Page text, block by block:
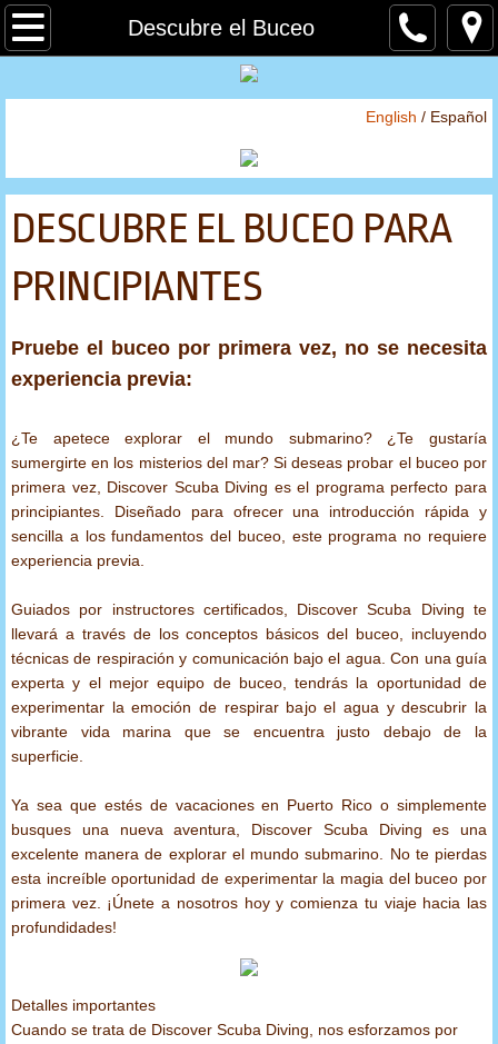
Descubre el Buceo
Inicio
Por Marca
Cressi
Hollis
Oceanic
Sherwood Scuba
Stahlsac
Zeagle
Por Producto
Accesorios
English / Español
DESCUBRE EL BUCEO PARA
PRINCIPIANTES
Pruebe el buceo por primera vez, no se necesita
experiencia previa:
¿Te apetece explorar el mundo submarino? ¿Te gustaría
sumergirte en los misterios del mar? Si deseas probar el buceo por
primera vez, Discover Scuba Diving es el programa perfecto para
principiantes. Diseñado para ofrecer una introducción rápida y
sencilla a los fundamentos del buceo, este programa no requiere
experiencia previa.
Guiados por instructores certificados, Discover Scuba Diving te
llevará a través de los conceptos básicos del buceo, incluyendo
técnicas de respiración y comunicación bajo el agua. Con una guía
experta y el mejor equipo de buceo, tendrás la oportunidad de
experimentar la emoción de respirar bajo el agua y descubrir la
vibrante vida marina que se encuentra justo debajo de la
superficie.
Ya sea que estés de vacaciones en Puerto Rico o simplemente
busques una nueva aventura, Discover Scuba Diving es una
excelente manera de explorar el mundo submarino. No te pierdas
esta increíble oportunidad de experimentar la magia del buceo por
primera vez. ¡Únete a nosotros hoy y comienza tu viaje hacia las
profundidades!
Detalles importantes
Cuando se trata de Discover Scuba Diving, nos esforzamos por